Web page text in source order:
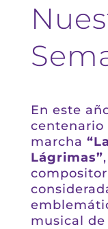
En este
centenario
marcha
Lágrimas”
musical de